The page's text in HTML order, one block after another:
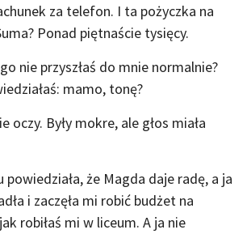
za telefon. I ta pożyczka na
Ponad piętnaście tysięcy.
nie przyszłaś do mnie normalnie?
mamo, tonę?
oczy. Były mokre, ale głos miała
powiedziała, że Magda daje radę, a ja
i zaczęła mi robić budżet na
robiłaś mi w liceum. A ja nie